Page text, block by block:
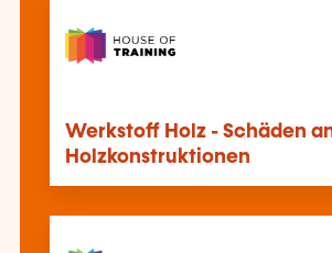
Werkstoff Holz - Schäden
Holzkonstruktionen